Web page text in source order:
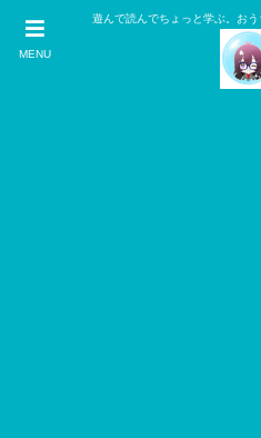
MENU
遊んで読んでちょっと学ぶ。おう